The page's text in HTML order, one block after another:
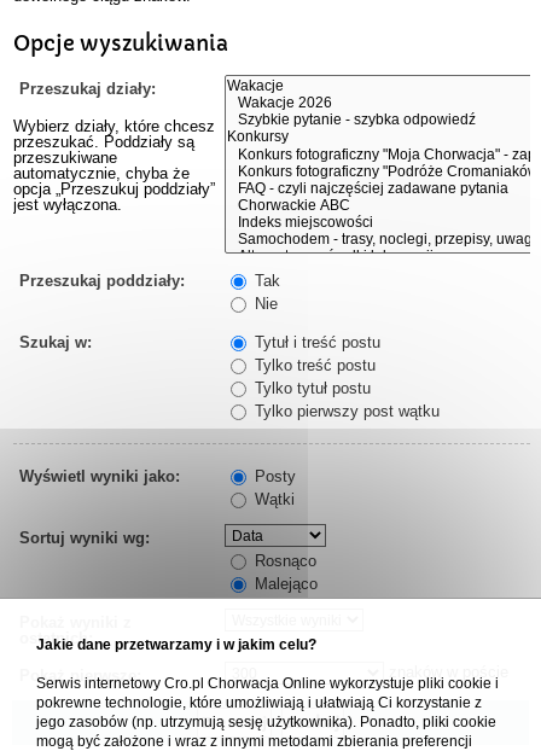
Opcje wyszukiwania
Przeszukaj działy:
Wybierz działy, które chcesz
przeszukać. Poddziały są
przeszukiwane
automatycznie, chyba że
opcja „Przeszukuj poddziały”
jest wyłączona.
Przeszukaj poddziały:
Tak
Nie
Szukaj w:
Tytuł i treść postu
Tylko treść postu
Tylko tytuł postu
Tylko pierwszy post wątku
Wyświetl wyniki jako:
Posty
Wątki
Sortuj wyniki wg:
Rosnąco
Malejąco
ostatnich:
Pokaż pierwsze:
Jakie dane przetwarzamy i w jakim celu?
Serwis internetowy Cro.pl Chorwacja Online wykorzystuje pliki cookie i
pokrewne technologie, które umożliwiają i ułatwiają Ci korzystanie z
jego zasobów (np. utrzymują sesję użytkownika). Ponadto, pliki cookie
mogą być założone i wraz z innymi metodami zbierania preferencji